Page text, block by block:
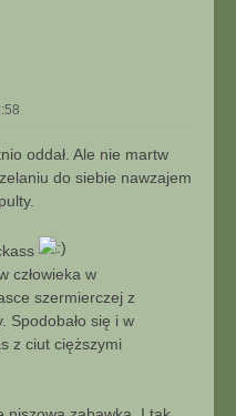
oddał. Ale nie martw
do siebie nawzajem
człowieka w
szermierczej z
Spodobało się i w
z ciut cięższymi